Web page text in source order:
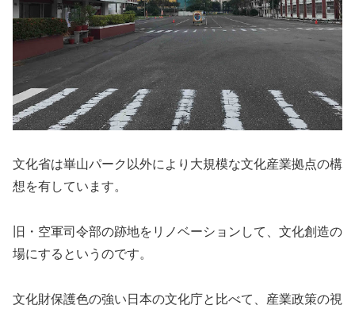
文化省は崋山パーク以外により大規模な文化産業拠点の構
想を有しています。
旧・空軍司令部の跡地をリノベーションして、文化創造の
場にするというのです。
文化財保護色の強い日本の文化庁と比べて、産業政策の視